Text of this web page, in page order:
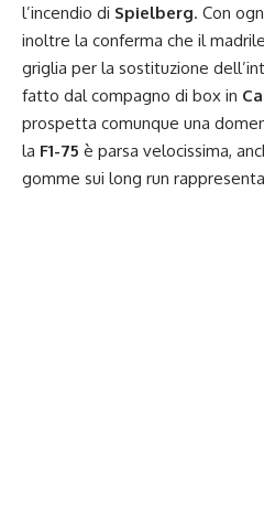
l’incendio di Spielberg. Con
inoltre la conferma che il
griglia per la sostituzione
fatto dal compagno di box in
prospetta comunque una
la F1-75 è parsa velocissima,
gomme sui long run